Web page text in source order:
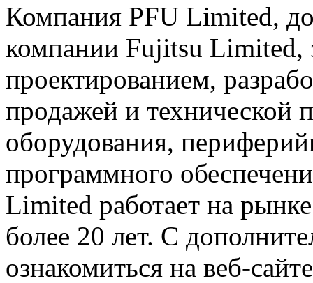
Компания PFU Limited,
компании Fujitsu Limited,
проектированием,
продажей и технической
оборудования,
программного
Limited работает на
более 20 лет. С
ознакомиться на веб-